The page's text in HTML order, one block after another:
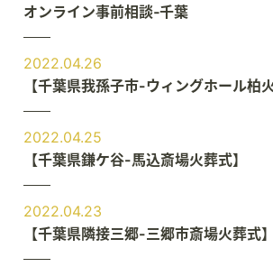
オンライン事前相談‐千葉
2022.04.26
【千葉県我孫子市-ウィングホール柏火
2022.04.25
【千葉県鎌ケ谷-馬込斎場火葬式】
2022.04.23
【千葉県隣接三郷-三郷市斎場火葬式】